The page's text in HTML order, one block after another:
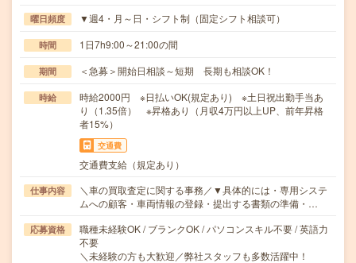
曜日頻度 ▼週4・月～日・シフト制（固定シフト相談可）
時間 1日7h9:00～21:00の間
期間 ＜急募＞開始日相談～短期 長期も相談OK！
時給
時給2000円 ※日払いOK(規定あり) ※土日祝出勤手当あ
り（1.35倍） ※昇格あり（月収4万円以上UP、前年昇格
者15%）
交通費
交通費支給（規定あり）
仕事内容
＼車の買取査定に関する事務／▼具体的には・専用システ
ムへの顧客・車両情報の登録・提出する書類の準備・…
応募資格
職種未経験OK / ブランクOK / パソコンスキル不要 / 英語力
不要
＼未経験の方も大歓迎／弊社スタッフも多数活躍中！